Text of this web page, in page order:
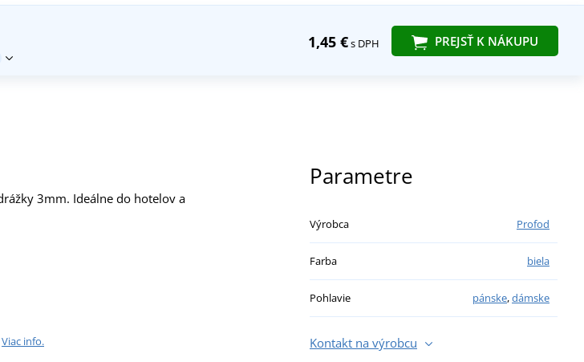
1,45 €s DPH PREJSŤ K NÁKUPU
3mm. Ideálne do hotelov a
Viac info.
Parametre
Výrobca Profod
Farba biela
Pohlavie pánske,dámske
Kontakt na výrobcu